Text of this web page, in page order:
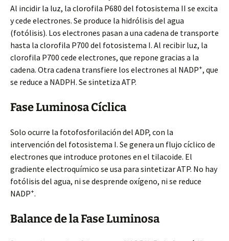
Al incidir la luz, la clorofila P680 del fotosistema II se excita
y cede electrones. Se produce la hidrólisis del agua
(fotólisis). Los electrones pasan a una cadena de transporte
hasta la clorofila P700 del fotosistema I. Al recibir luz, la
clorofila P700 cede electrones, que repone gracias a la
cadena. Otra cadena transfiere los electrones al NADP+, que
se reduce a NADPH. Se sintetiza ATP.
Fase Luminosa Cíclica
Solo ocurre la fotofosforilación del ADP, con la
intervención del fotosistema I. Se genera un flujo cíclico de
electrones que introduce protones en el tilacoide. El
gradiente electroquímico se usa para sintetizar ATP. No hay
fotólisis del agua, ni se desprende oxígeno, ni se reduce
NADP+.
Balance de la Fase Luminosa